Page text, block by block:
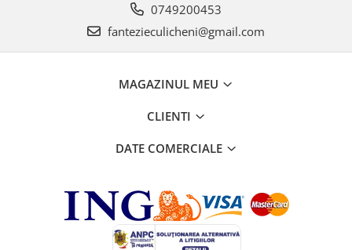
0749200453
fantezieculicheni@gmail.com
MAGAZINUL MEU
CLIENTI
DATE COMERCIALE